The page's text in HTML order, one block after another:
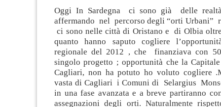
Oggi In Sardegnaci sono già delle realtà
affermando nel percorso degli “orti Urbani”
ci sono nelle città di Oristano e di Olbia
quanto hanno saputo cogliere
regionale del 2012 , che finanziava con
singolo progetto ; opportunità che la
Cagliari, non ha potuto ho voluto cogliere
vasta di Cagliari i Comuni di Selargius
in una fase avanzata e a breve partiranno
assegnazioni degli orti. Naturalmente